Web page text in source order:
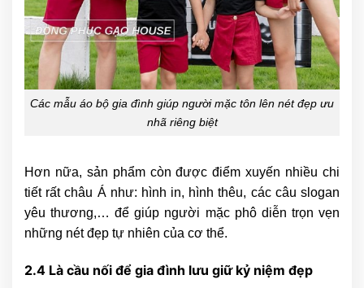
Các mẫu áo bộ gia đình giúp người mặc tôn lên nét đẹp ưu
nhã riêng biệt
Hơn nữa, sản phẩm còn được điểm xuyến nhiều chi
tiết rất châu Á như: hình in, hình thêu, các câu slogan
yêu thương,… để giúp người mặc phô diễn trọn vẹn
những nét đẹp tự nhiên của cơ thể.
2.4 Là cầu nối để gia đình lưu giữ kỷ niệm đẹp